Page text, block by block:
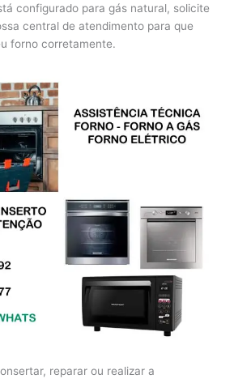
configurado para gás natural, solicite
central de atendimento para que
forno corretamente.
reparar ou realizar a